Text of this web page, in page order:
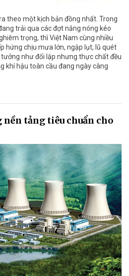
theo một kịch bản đồng nhất. Trong
trải qua các đợt nắng nóng kéo
trọng, thì Việt Nam cùng nhiều
hứng chịu mưa lớn, ngập lụt, lũ quét
như đối lập nhưng thực chất đều
khí hậu toàn cầu đang ngày càng
tảng tiêu chuẩn cho